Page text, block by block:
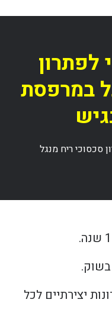
לפתרון
במרפסת
סכסוכי ריח מנגל
יצירתיים לכל